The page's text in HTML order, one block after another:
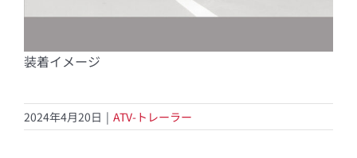
装着イメージ
2024年4月20日 | ATV-トレーラー